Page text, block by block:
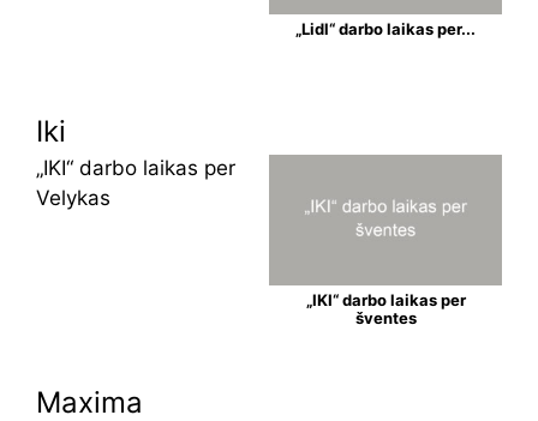
„Lidl“ darbo laikas per...
Iki
„IKI“ darbo laikas per
Velykas
„IKI“ darbo laikas per
šventes
Maxima